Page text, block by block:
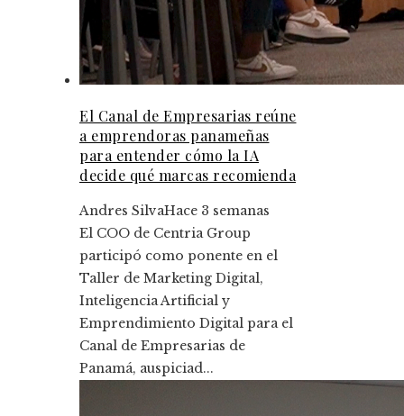
El Canal de Empresarias reúne
a emprendoras panameñas
para entender cómo la IA
decide qué marcas recomienda
Andres SilvaHace 3 semanas
El COO de Centria Group
participó como ponente en el
Taller de Marketing Digital,
Inteligencia Artificial y
Emprendimiento Digital para el
Canal de Empresarias de
Panamá, auspiciad...